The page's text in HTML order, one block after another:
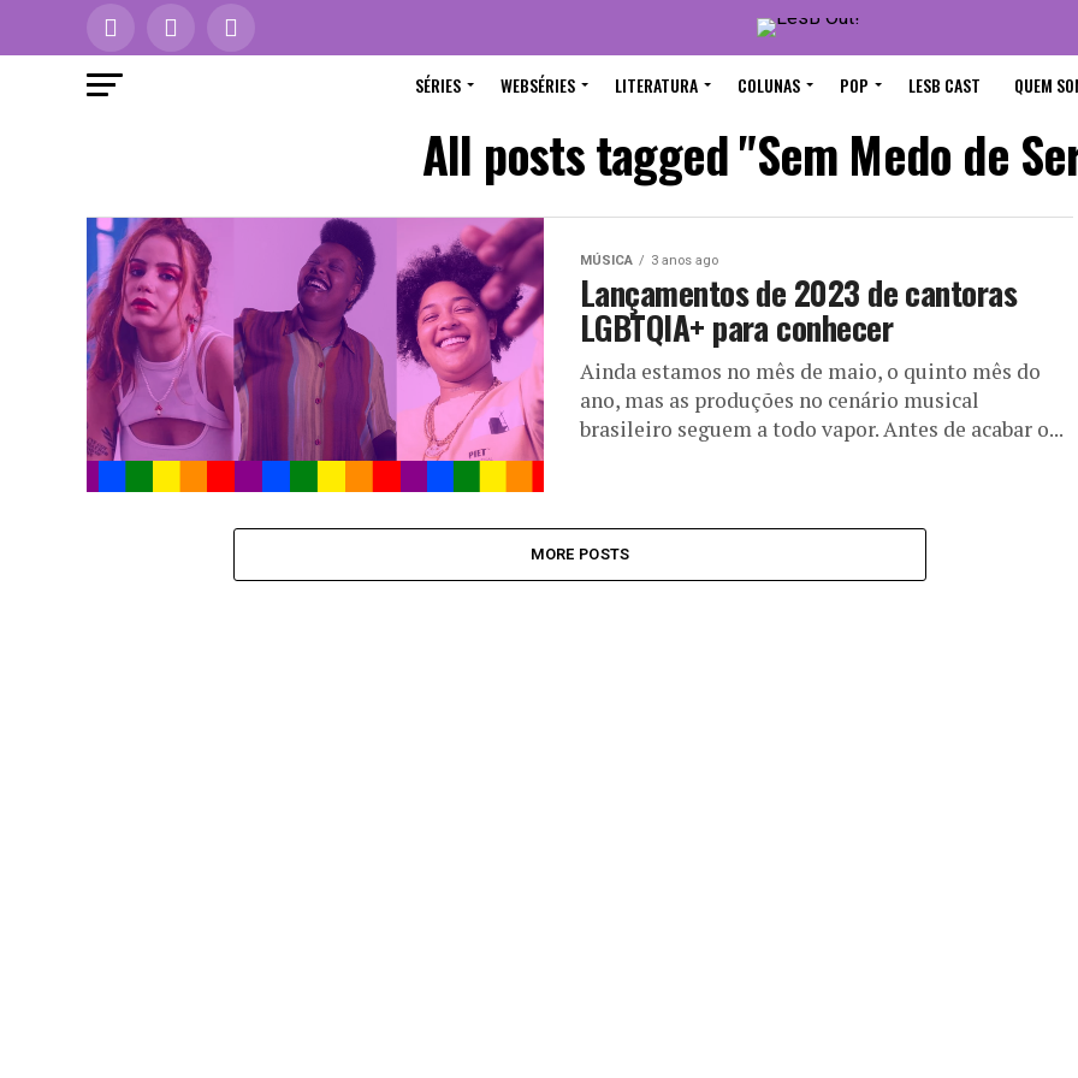
SÉRIES WEBSÉRIES LITERATURA COLUNAS POP LESB CAST QUEM
All posts tagged "Sem Medo de
MÚSICA 3 anos ago
Lançamentos de 2023 de cantoras
LGBTQIA+ para conhecer
Ainda estamos no mês de maio, o quinto mês do
ano, mas as produções no cenário musical
brasileiro seguem a todo vapor. Antes de acabar o...
MORE POSTS